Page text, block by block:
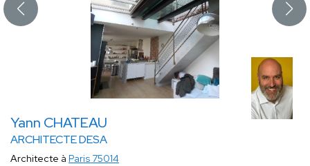
Yann CHATEAU
ARCHITECTE DESA
Architecte à Paris 75014